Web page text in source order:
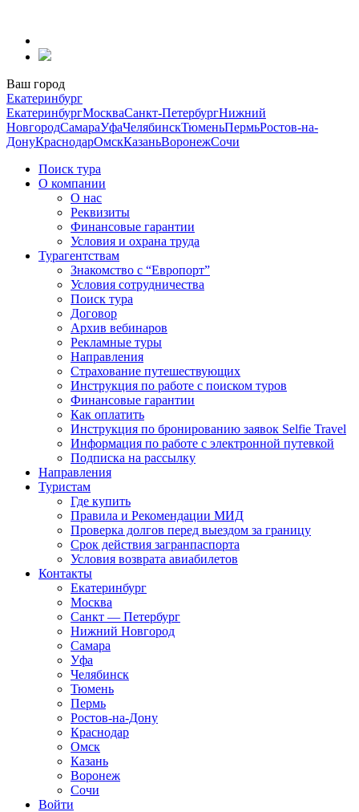
содержанию
Ваш город
Екатеринбург
ЕкатеринбургМоскваСанкт-ПетербургНижний
НовгородСамараУфаЧелябинскТюменьПермьРостов-на-
ДонуКраснодарОмскКазаньВоронежСочи
Поиск тура
О компании
О нас
Реквизиты
Финансовые гарантии
Условия и охрана труда
Турагентствам
Знакомство с “Европорт”
Условия сотрудничества
Поиск тура
Договор
Архив вебинаров
Рекламные туры
Направления
Страхование путешествующих
Инструкция по работе с поиском туров
Финансовые гарантии
Как оплатить
Инструкция по бронированию заявок Selfie Travel
Информация по работе с электронной путевкой
Подписка на рассылку
Направления
Туристам
Где купить
Правила и Рекомендации МИД
Проверка долгов перед выездом за границу
Срок действия загранпаспорта
Условия возврата авиабилетов
Контакты
Екатеринбург
Москва
Санкт — Петербург
Нижний Новгород
Самара
Уфа
Челябинск
Тюмень
Пермь
Ростов-на-Дону
Краснодар
Омск
Казань
Воронеж
Сочи
Войти